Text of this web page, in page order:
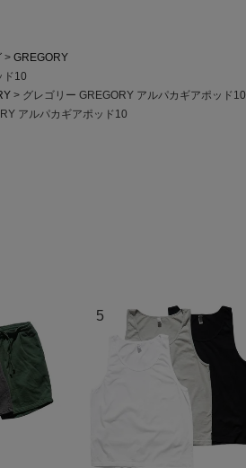
GREGORY
ド10
グレゴリー GREGORY アルパカギアポッド10
アルパカギアポッド10